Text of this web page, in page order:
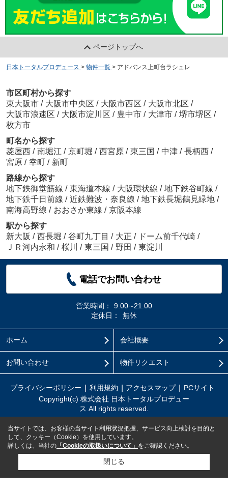
ページトップへ
日本トータルプロデュース > 物件一覧 > アドバンス上町台ラシュレ
市区町村から探す
東大阪市 / 大阪市中央区 / 大阪市西区 / 大阪市北区 /
大阪市浪速区 / 大阪市淀川区 / 豊中市 / 大津市 / 堺市堺区 /
枚方市
町名から探す
菱屋西 / 南堀江 / 京町堀 / 西宮原 / 東三国 / 中津 / 長柄西 /
宮原 / 幸町 / 新町
路線から探す
地下鉄御堂筋線 / 東海道本線 / 大阪環状線 / 地下鉄谷町線 /
地下鉄千日前線 / 近鉄難波・奈良線 / 地下鉄長堀鶴見緑地 /
南海高野線 / おおさか東線 / 京阪本線
駅から探す
新大阪 / 西長堀 / 谷町九丁目 / 大正 / ドーム前千代崎 /
ＪＲ河内永和 / 桜川 / 東三国 / 野田 / 東淀川
電話でお問い合わせ
営業時間：
9:00∼21:00
定休日：
無休
ホーム 会社概要
お問い合わせ 物件リクエスト
プライバシーポリシー 利用規約 アクセスマップ
PCサイト
Copyright(c) 株式会社 日本トータルプロデュー
ス All rights reserved.
当サイトでは、お客様の当サイト利用状況把握、サービス向上検討を目的と
して、クッキー（Cookie）を使用しています。
詳しくは、当社の 「Cookieの取扱いについて」 をご確認ください。
閉じる